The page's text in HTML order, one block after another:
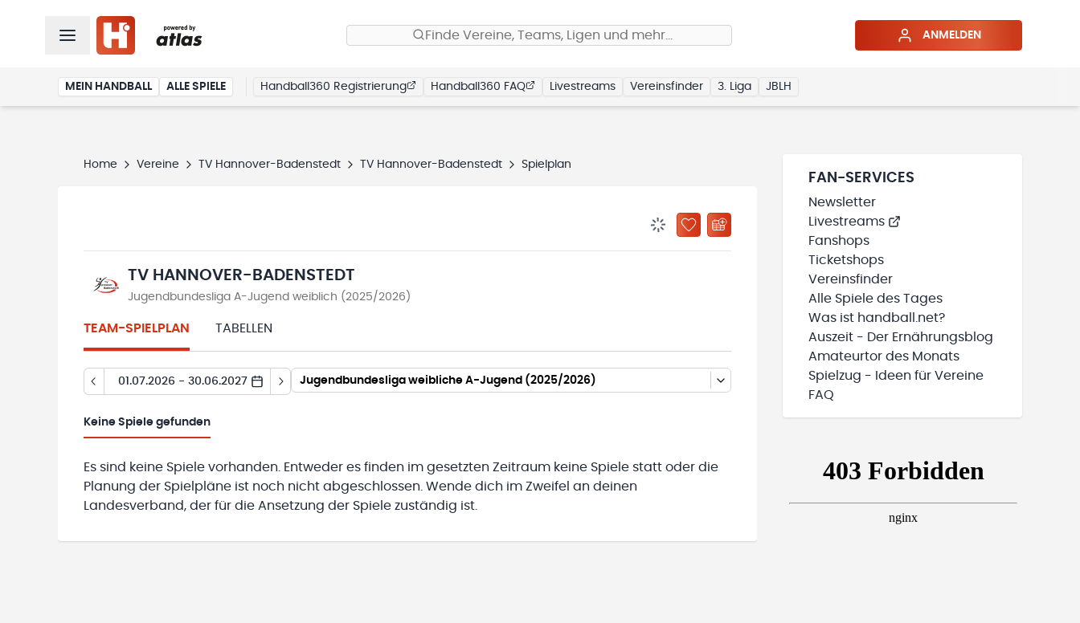
Finde Vereine, Teams, Ligen und mehr… ANMELDEN
MEIN HANDBALL ALLE SPIELE Handball360 Registrierung Handball360 FAQ Livestreams Vereinsfinder 3. Liga JBLH
Home Vereine TV Hannover-Badenstedt TV Hannover-Badenstedt Spielplan
BENACHRICHTIGUNGSSTATUS WIRD GELADEN
ZU „MEINE TEAMS“ HINZUFÜGEN
TV HANNOVER-BADENSTEDT
Jugendbundesliga A-Jugend weiblich (2025/2026)
TEAM-SPIELPLAN TABELLEN
01.07.2026 - 30.06.2027 Jugendbundesliga weibliche A-Jugend (2025/2026)
Keine Spiele gefunden
Es sind keine Spiele vorhanden. Entweder es finden im gesetzten Zeitraum keine Spiele statt oder die
Planung der Spielpläne ist noch nicht abgeschlossen. Wende dich im Zweifel an deinen
Landesverband, der für die Ansetzung der Spiele zuständig ist.
FAN-SERVICES
Newsletter
Livestreams
Fanshops
Ticketshops
Vereinsfinder
Alle Spiele des Tages
Was ist handball.net?
Auszeit - Der Ernährungsblog
Amateurtor des Monats
Spielzug - Ideen für Vereine
FAQ